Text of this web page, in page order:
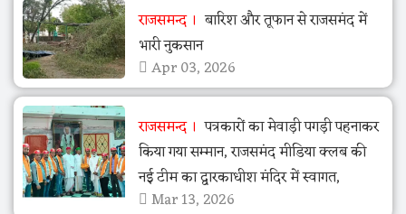
राजसमन्द
बारिश और तूफान से राजसमंद में
भारी नुकसान
Apr 03, 2026
राजसमन्द
पत्रकारों का मेवाड़ी पगड़ी पहनाकर
किया गया सम्मान, राजसमंद मीडिया क्लब की
नई टीम का द्वारकाधीश मंदिर में स्वागत,
Mar 13, 2026